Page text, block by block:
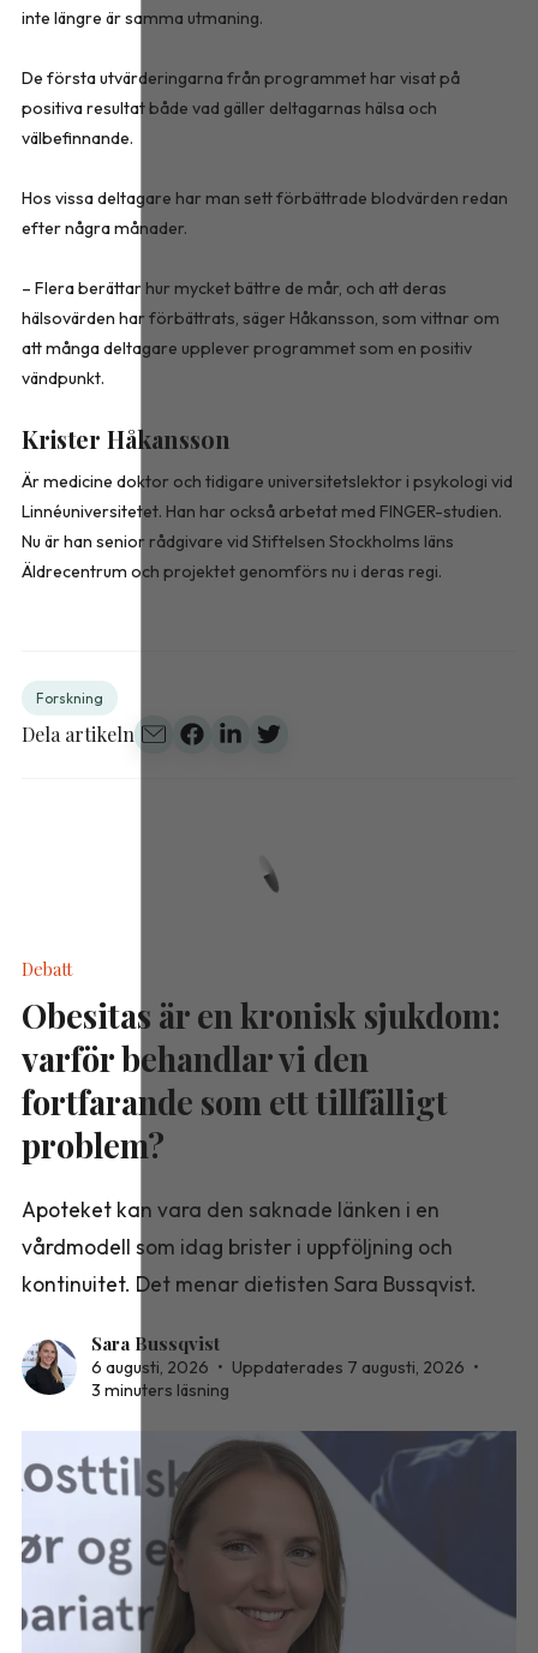
inte längre är samma utmaning.
De första utvärderingarna från programmet har visat på
positiva resultat både vad gäller deltagarnas hälsa och
välbefinnande.
Hos vissa deltagare har man sett förbättrade blodvärden redan
efter några månader.
– Flera berättar hur mycket bättre de mår, och att deras
hälsovärden har förbättrats, säger Håkansson, som vittnar om
att många deltagare upplever programmet som en positiv
vändpunkt.
Krister Håkansson
Är medicine doktor och tidigare universitetslektor i psykologi vid
Linnéuniversitetet. Han har också arbetat med FINGER-­studien.
Nu är han senior råd­givare vid Stiftelsen Stockholms läns
Äldrecentrum och projektet genomförs nu i deras regi.
Forskning
Dela artikeln
Debatt
Obesitas är en kronisk sjukdom:
varför behandlar vi den
fortfarande som ett tillfälligt
problem?
Apoteket kan vara den saknade länken i en
vårdmodell som idag brister i uppföljning och
kontinuitet. Det menar dietisten Sara Bussqvist.
Sara Bussqvist
6 augusti, 2026 • Uppdaterades 7 augusti, 2026 •
3 minuters läsning